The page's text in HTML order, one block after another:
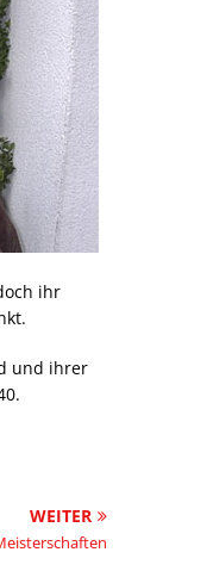
ihr
und ihrer
WEITER